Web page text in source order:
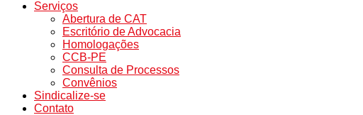
Serviços
Abertura de CAT
Escritório de Advocacia
Homologações
CCB-PE
Consulta de Processos
Convênios
Sindicalize-se
Contato